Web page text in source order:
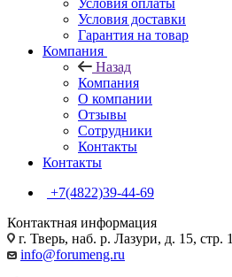
Условия оплаты
Условия доставки
Гарантия на товар
Компания
Назад
Компания
О компании
Отзывы
Сотрудники
Контакты
Контакты
+7(4822)39-44-69
Контактная информация
г. Тверь, наб. р. Лазури, д. 15, стр. 1
info@forumeng.ru